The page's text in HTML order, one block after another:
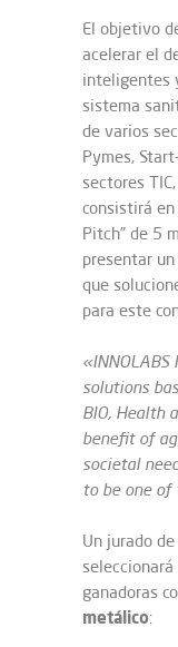
El objetivo
acelerar el
inteligentes
sistema
de varios
Pymes,
sectores
consistirá
Pitch” de 5
presentar
que
para este
solutions
BIO, Health
benefit of
societal
to be one
Un jurado
ganadoras
metálico: